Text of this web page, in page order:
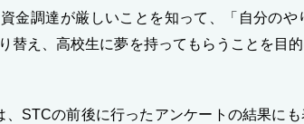
金調達が厳しいことを知って、「自分の
替え、高校生に夢を持ってもらうことを目
、STCの前後に行ったアンケートの結果に